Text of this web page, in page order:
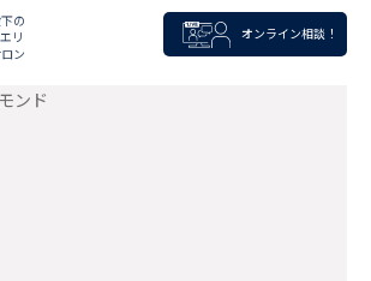
の
リ
ン
オンライン相談！